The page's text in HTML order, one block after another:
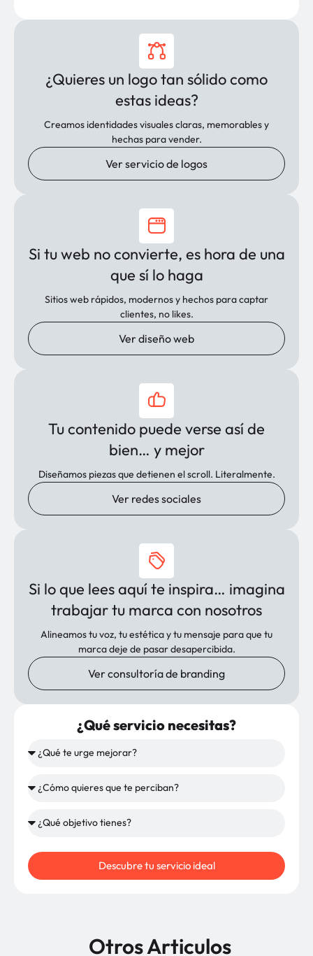
¿Quieres un logo tan sólido como
estas ideas?
Creamos identidades visuales claras, memorables y
hechas para vender.
Ver servicio de logos
Si tu web no convierte, es hora de una
que sí lo haga
Sitios web rápidos, modernos y hechos para captar
clientes, no likes.
Ver diseño web
Tu contenido puede verse así de
bien… y mejor
Diseñamos piezas que detienen el scroll. Literalmente.
Ver redes sociales
Si lo que lees aquí te inspira… imagina
trabajar tu marca con nosotros
Alineamos tu voz, tu estética y tu mensaje para que tu
marca deje de pasar desapercibida.
Ver consultoría de branding
¿Qué servicio necesitas?
Descubre tu servicio ideal
Otros Articulos